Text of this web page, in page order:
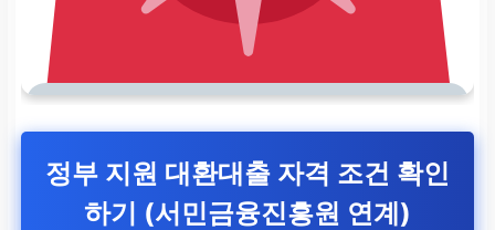
정부 지원 대환대출 자격 조건 확인
하기 (서민금융진흥원 연계)